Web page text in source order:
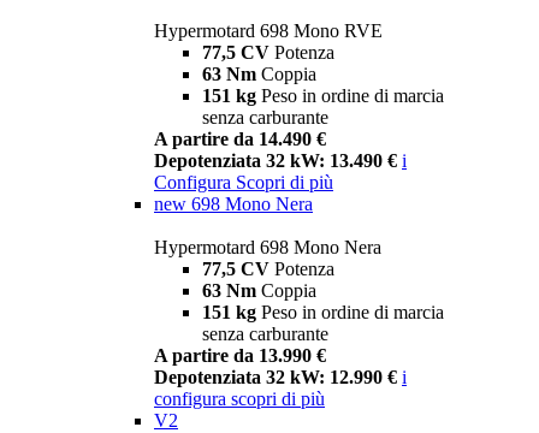
Hypermotard 698 Mono RVE
77,5 CV Potenza
63 Nm Coppia
151 kg Peso in ordine di marcia
senza carburante
A partire da 14.490 €
Depotenziata 32 kW: 13.490 € i
Configura Scopri di più
new 698 Mono Nera
Hypermotard 698 Mono Nera
77,5 CV Potenza
63 Nm Coppia
151 kg Peso in ordine di marcia
senza carburante
A partire da 13.990 €
Depotenziata 32 kW: 12.990 € i
configura scopri di più
V2